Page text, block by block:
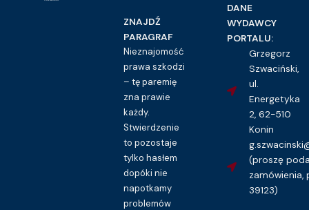
Prawo pracy i ubezpieczeń społecznych
Wyjazd służbowy – wzór polecenia
16.00
Kupuję dostęp do wzoru pisma
ZNAJDŹ
PARAGRAF
Nieznajomość
prawa szkodzi
– tę paremię
zna prawie
każdy.
Stwierdzenie
to pozostaje
tylko hasłem
dopóki nie
napotkamy
problemów
DANE
WYDAWCY
PORTALU:
Grzegorz
Szwaciński,
ul.
Energetyka
2, 62-510
Konin
(proszę
zamówienia,
39123)